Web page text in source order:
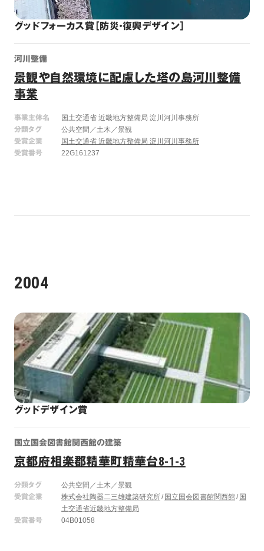
グッドフォーカス賞［防災・復興デザイン］
河川整備
景観や自然環境に配慮した塔の島河川整備
事業
事業主体名
国土交通省 近畿地方整備局 淀川河川事務所
分類タグ
公共空間／土木／景観
受賞企業
国土交通省 近畿地方整備局 淀川河川事務所
受賞番号
22G161237
2004
グッドデザイン賞
国立国会図書館関西館の建築
京都府相楽郡精華町精華台8-1-3
分類タグ
公共空間／土木／景観
受賞企業
株式会社陶器二三雄建築研究所 国立国会図書館関西館
国
土交通省近畿地方整備局
受賞番号
04B01058